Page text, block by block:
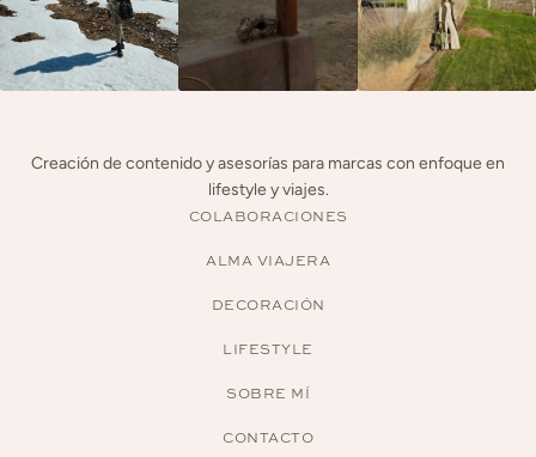
Creación de contenido y asesorías para marcas con enfoque en
lifestyle y viajes.
COLABORACIONES
ALMA VIAJERA
DECORACIÓN
LIFESTYLE
SOBRE MÍ
CONTACTO